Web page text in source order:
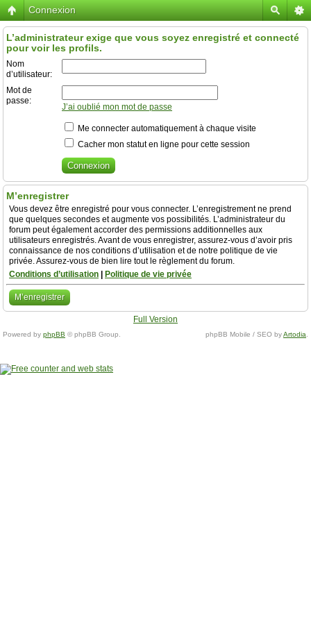
Connexion
L’administrateur exige que vous soyez enregistré et connecté
pour voir les profils.
Nom
d’utilisateur:
Mot de
passe:
J’ai oublié mon mot de passe
Me connecter automatiquement à chaque visite
Cacher mon statut en ligne pour cette session
M’enregistrer
Vous devez être enregistré pour vous connecter. L’enregistrement ne prend
que quelques secondes et augmente vos possibilités. L’administrateur du
forum peut également accorder des permissions additionnelles aux
utilisateurs enregistrés. Avant de vous enregistrer, assurez-vous d’avoir pris
connaissance de nos conditions d’utilisation et de notre politique de vie
privée. Assurez-vous de bien lire tout le règlement du forum.
Conditions d’utilisation
Politique de vie privée
M’enregistrer
Full Version
Powered by phpBB © phpBB Group. phpBB Mobile / SEO byArtodia